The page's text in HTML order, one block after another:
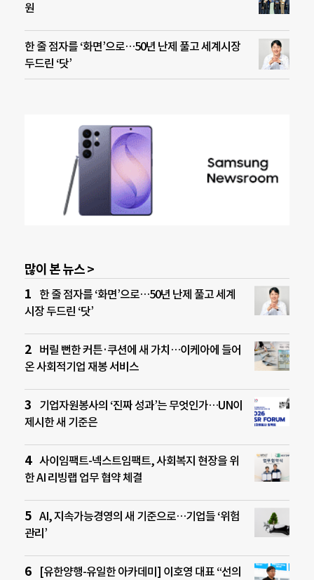
원
한 줄 점자를 ‘화면’으로…50년 난제 풀고 세계시장
두드린 ‘닷’
많이 본 뉴스 >
한 줄 점자를 ‘화면’으로…50년 난제 풀고 세계
시장 두드린 ‘닷’
버릴 뻔한 커튼·쿠션에 새 가치…이케아에 들어
온 사회적기업 재봉 서비스
기업자원봉사의 ‘진짜 성과’는 무엇인가…UN이
제시한 새 기준은
사이임팩트-넥스트임팩트, 사회복지 현장을 위
한 AI 리빙랩 업무 협약 체결
AI, 지속가능경영의 새 기준으로…기업들 ‘위험
관리’
[유한양행-유일한 아카데미] 이호영 대표 “선의